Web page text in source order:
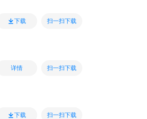
下载 扫一扫下载
详情 扫一扫下载
下载 扫一扫下载